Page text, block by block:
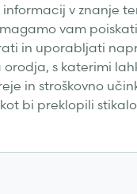
v znanje
vam
in uporabljati
orodja, s katerimi
in stroškovno
bi preklopili